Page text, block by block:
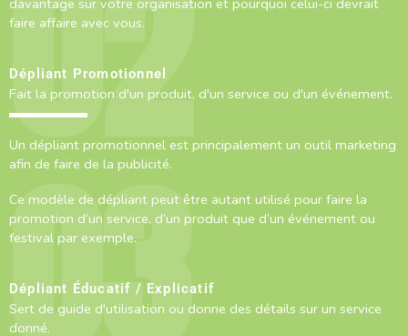
faire affaire avec vous.
Dépliant Promotionnel
Fait la promotion d'un produit, d'un service ou d'un événement.
Un dépliant promotionnel est principalement un outil marketing
afin de faire de la publicité.
Ce modèle de dépliant peut être autant utilisé pour faire la
promotion d’un service, d’un produit que d’un événement ou
festival par exemple.
Dépliant Éducatif / Explicatif
Sert de guide d'utilisation ou donne des détails sur un service
donné.